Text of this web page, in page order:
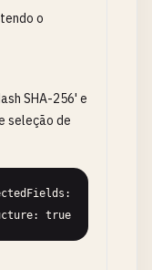
o
SHA-256' e
seleção de
true